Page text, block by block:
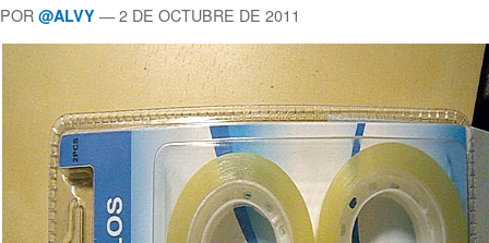
POR @ALVY —2 DE OCTUBRE DE 2011